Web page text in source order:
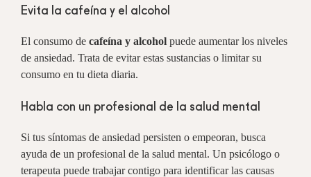
Evita la cafeína y el alcohol
El consumo de cafeína y alcohol puede aumentar los niveles
de ansiedad. Trata de evitar estas sustancias o limitar su
consumo en tu dieta diaria.
Habla con un profesional de la salud mental
Si tus síntomas de ansiedad persisten o empeoran, busca
ayuda de un profesional de la salud mental. Un psicólogo o
terapeuta puede trabajar contigo para identificar las causas